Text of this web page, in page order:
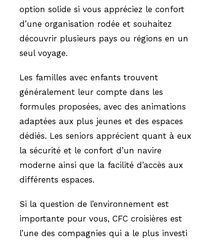
option solide si vous appréciez le confort
d’une organisation rodée et souhaitez
découvrir plusieurs pays ou régions en un
seul voyage.
Les familles avec enfants trouvent
généralement leur compte dans les
formules proposées, avec des animations
adaptées aux plus jeunes et des espaces
dédiés. Les seniors apprécient quant à eux
la sécurité et le confort d’un navire
moderne ainsi que la facilité d’accès aux
différents espaces.
Si la question de l’environnement est
importante pour vous, CFC croisières est
l’une des compagnies qui a le plus investi